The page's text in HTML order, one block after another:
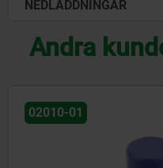
NEDLADDNINGAR
Andra